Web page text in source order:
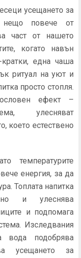
усещането за
повече от
част от нашето
когато навън
една чаша
ритуал на уют и
просто стопля.
ефект –
улесняват
което естествено
температурите
енергия, за да
Топлата напитка
и улеснява
и подпомага
Изследвания
вода подобрява
усещането за